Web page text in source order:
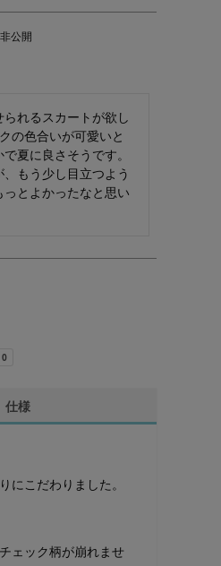
非公開
れるスカートが欲し
の色合いが可愛いと
夏に良さそうです。
もう少し目立つよう
とよかったなと思い
仕様
にこだわりました。
ェック柄が崩れませ